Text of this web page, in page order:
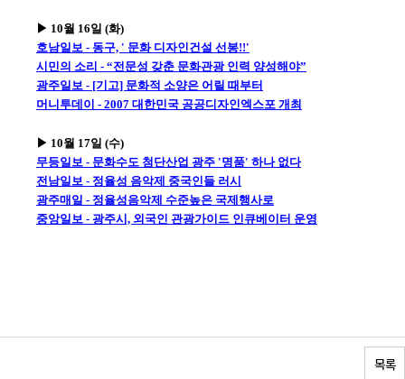
▶ 10월 16일 (화)
호남일보 - 동구, ' 문화 디자인건설 선봉!!'
시민의 소리 - “전문성 갖춘 문화관광 인력 양성해야”
광주일보 - [기고] 문화적 소양은 어릴 때부터
머니투데이 - 2007 대한민국 공공디자인엑스포 개최
▶ 10월 17일 (수)
무등일보 - 문화수도 첨단산업 광주 '명품' 하나 없다
전남일보 - 정율성 음악제 중국인들 러시
광주매일 - 정율성음악제 수준높은 국제행사로
중앙일보 - 광주시, 외국인 관광가이드 인큐베이터 운영
목록